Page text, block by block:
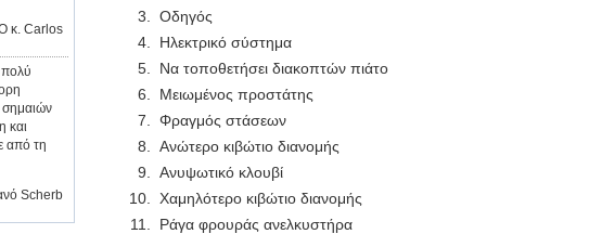
Carlos
πολύ
σημαιών
και
από τη
Scherb
Οδηγός
Ηλεκτρικό σύστημα
Να τοποθετήσει διακοπτών πιάτο
Μειωμένος προστάτης
Φραγμός στάσεων
Ανώτερο κιβώτιο διανομής
Ανυψωτικό κλουβί
Χαμηλότερο κιβώτιο διανομής
Ράγα φρουράς ανελκυστήρα